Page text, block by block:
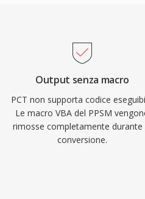
Output senza macro
PCT non supporta codice
Le macro VBA del PPSM
rimosse completamente durante
conversione.